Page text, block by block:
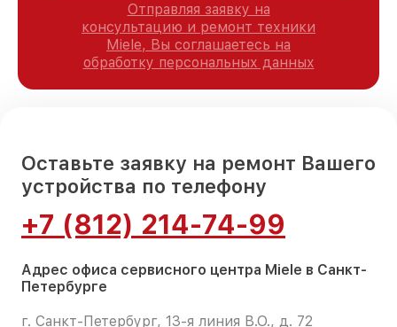
Отправляя заявку на
консультацию и ремонт техники
Miele, Вы соглашаетесь на
обработку персональных данных
Оставьте заявку на ремонт Вашего
устройства по телефону
+7 (812) 214-74-99
Адрес офиса сервисного центра Miele в Санкт-
Петербурге
г. Санкт-Петербург, 13-я линия В.О., д. 72